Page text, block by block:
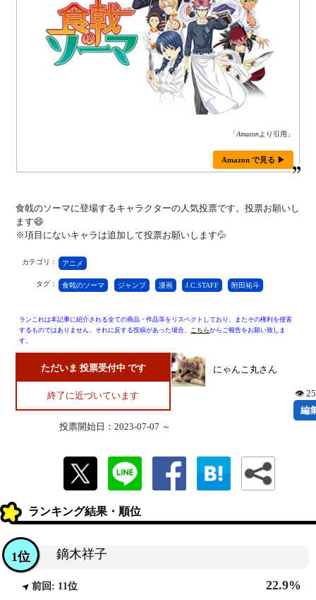
「Amazonより引用」
Amazon で見る ▶
食戟のソーマに登場するキャラクターの人気投票です。投票お願いし
ます😄
※項目にないキャラは追加して投票お願いします💦
カテゴリ： アニメ
タグ： 食戟のソーマ ジャンプ 漫画 J.C.STAFF 附田祐斗
ランこれは本記事に紹介される全ての商品・作品等をリスペクトしており、またその権利を侵害
するものではありません。それに反する投稿があった場合、 こちらからご報告をお願い致しま
す。
ただいま 投票受付中 です
終了に近づいています
投票開始日：2023-07-07 ～
にゃんこ丸さん
👁
編
ランキング結果・順位
鏑木祥子
1位
前回: 11位 22.9%